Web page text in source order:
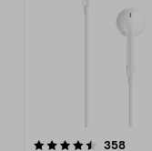
358
4.5 viidestä